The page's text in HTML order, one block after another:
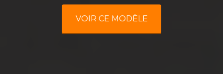
VOIR CE MODÈLE